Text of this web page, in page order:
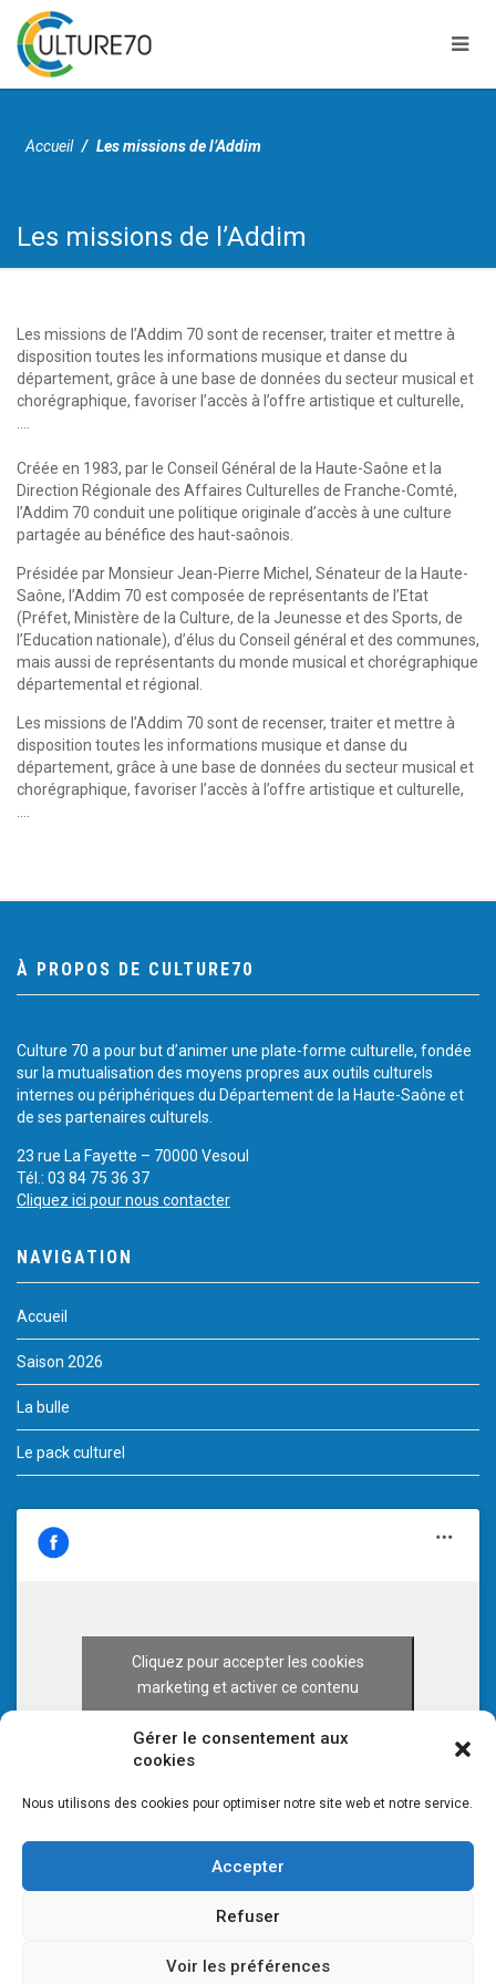
Gérer le consentement aux
cookies
Nous utilisons des cookies pour optimiser notre site web et notre service.
Accepter
Refuser
Voir les préférences
Accueil Les missions de l’Addim
Les missions de l’Addim
L’Addim 70 conduit une politique originale d’accès à une culture
partagée au bénéfice des haut-saônois depuis 1983.
Les missions de l’Addim 70 sont de recenser, traiter et mettre à
disposition toutes les informations musique et danse du
département, grâce à une base de données du secteur musical et
chorégraphique, favoriser l’accès à l’offre artistique et culturelle,
Créée en 1983, par le Conseil Général de la Haute-Saône et la
Direction Régionale des Affaires Culturelles de Franche-Comté,
l’Addim 70 conduit une politique originale d’accès à une culture
partagée au bénéfice des haut-saônois.
Présidée par Monsieur Jean-Pierre Michel, Sénateur de la Haute-
Saône, l’Addim 70 est composée de représentants de l’Etat
(Préfet, Ministère de la Culture, de la Jeunesse et des Sports, de
l’Education nationale), d’élus du Conseil général et des communes,
mais aussi de représentants du monde musical et chorégraphique
départemental et régional.
Les missions de l’Addim 70 sont de recenser, traiter et mettre à
disposition toutes les informations musique et danse du
département, grâce à une base de données du secteur musical et
chorégraphique, favoriser l’accès à l’offre artistique et culturelle,
À PROPOS DE CULTURE70
Culture 70 a pour but d’animer une plate-forme culturelle, fondée
sur la mutualisation des moyens propres aux outils culturels
internes ou périphériques du Département de la Haute-Saône et
de ses partenaires culturels.
23 rue La Fayette – 70000 Vesoul
Tél.: 03 84 75 36 37
Cliquez ici pour nous contacter
NAVIGATION
Accueil
Saison 2026
La bulle
Le pack culturel
Cliquez pour accepter les cookies
marketing et activer ce contenu
© 2026 CULTURE 70 -Mentions légales-